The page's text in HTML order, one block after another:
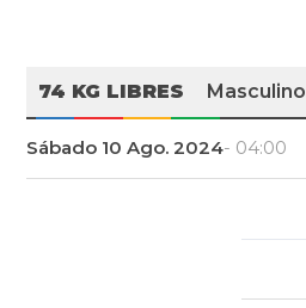
74 KG LIBRES Masculino
Sábado 10 Ago. 2024- 04:00